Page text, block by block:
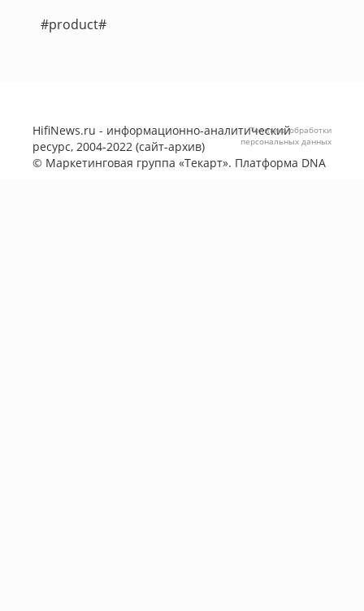
#product#
HifiNews.ru - информационно-аналитический
ресурс, 2004-2022 (сайт-архив)
© Маркетинговая группа «Текарт». Платформа DNA
Политика обработки
персональных данных